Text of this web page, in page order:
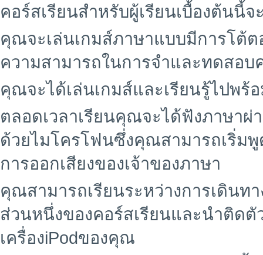
คอร์สเรียนสำหรับผู้เรียนเบื้องต้นนี้จ
คุณจะเล่นเกมส์ภาษาแบบมีการโต้ต
ความสามารถในการจำและทดสอ
คุณจะได้เล่นเกมส์และเรียนรู้ไปพร้
ตลอดเวลาเรียนคุณจะได้ฟังภาษาผ่
ด้วยไมโครโฟนซึ่งคุณสามารถเริ่ม
การออกเสียงของเจ้าของภาษา
คุณสามารถเรียนระหว่างการเดิน
ส่วนหนึ่งของคอร์สเรียนและนำติดตั
เครื่องiPodของคุณ